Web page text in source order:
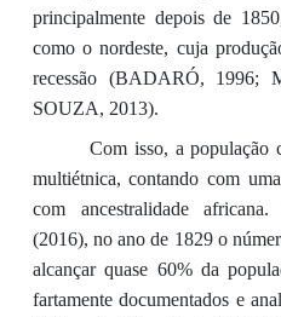
principalmente depois de
como o nordeste, cuja
recessão (BADARÓ, 1996;
SOUZA, 2013).
Com isso, a população
multiétnica, contando com
com ancestralidade
(2016), no ano de 1829 o
alcançar quase 60% da
fartamente documentados e